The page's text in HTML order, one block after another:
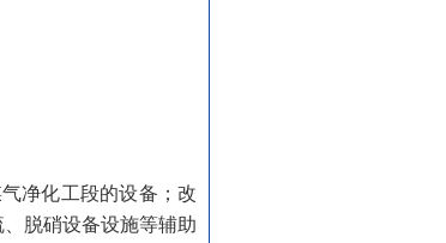
净化工段的设备；改
脱硝设备设施等辅助